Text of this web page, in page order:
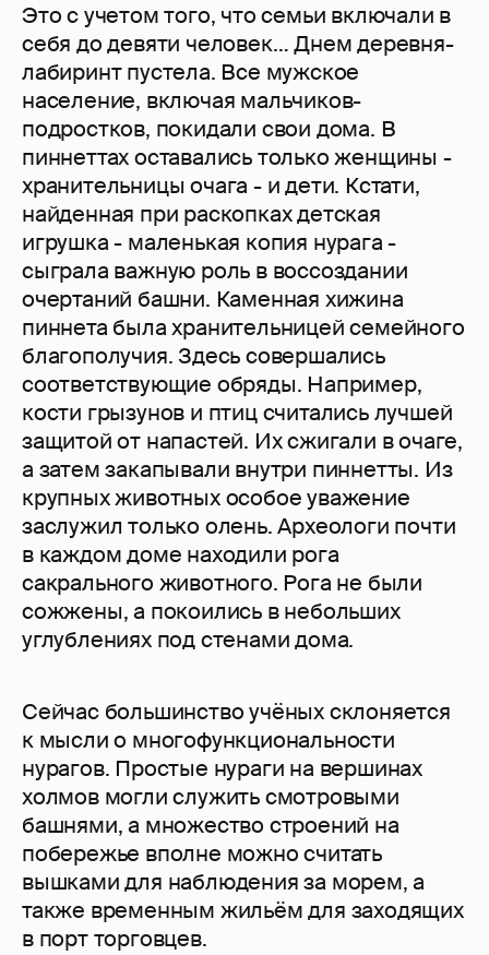
Это с учетом того, что семьи включали в
себя до девяти человек… Днем деревня-
лабиринт пустела. Все мужское
население, включая мальчиков-
подростков, покидали свои дома. В
пиннеттах оставались только женщины -
хранительницы очага - и дети. Кстати,
найденная при раскопках детская
игрушка - маленькая копия нурага -
сыграла важную роль в воссоздании
очертаний башни. Каменная хижина
пиннета была хранительницей семейного
благополучия. Здесь совершались
соответствующие обряды. Например,
кости грызунов и птиц считались лучшей
защитой от напастей. Их сжигали в очаге,
а затем закапывали внутри пиннетты. Из
крупных животных особое уважение
заслужил только олень. Археологи почти
в каждом доме находили рога
сакрального животного. Рога не были
сожжены, а покоились в небольших
углублениях под стенами дома.
Сейчас большинство учёных склоняется
к мысли о многофункциональности
нурагов. Простые нураги на вершинах
холмов могли служить смотровыми
башнями, а множество строений на
побережье вполне можно считать
вышками для наблюдения за морем, а
также временным жильём для заходящих
в порт торговцев.